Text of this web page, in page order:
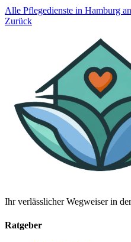
Alle Pflegedienste in Hamburg
Zurück
Ihr verlässlicher Wegweiser in
Ratgeber